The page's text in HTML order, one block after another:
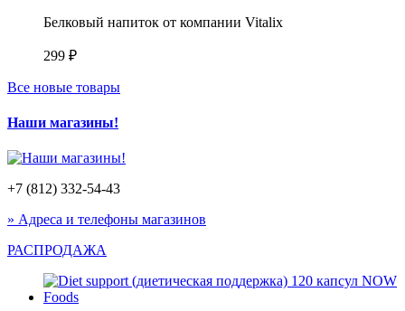
Белковый напиток от компании Vitalix
299 ₽
Все новые товары
Наши магазины!
+7 (812) 332-54-43
» Адреса и телефоны магазинов
РАСПРОДАЖА